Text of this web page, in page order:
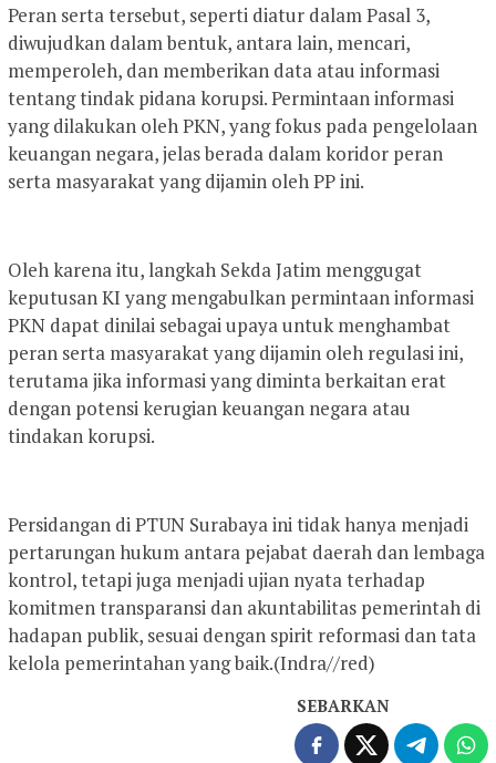
Peran serta tersebut, seperti diatur dalam Pasal 3,
diwujudkan dalam bentuk, antara lain, mencari,
memperoleh, dan memberikan data atau informasi
tentang tindak pidana korupsi. Permintaan informasi
yang dilakukan oleh PKN, yang fokus pada pengelolaan
keuangan negara, jelas berada dalam koridor peran
serta masyarakat yang dijamin oleh PP ini.
Oleh karena itu, langkah Sekda Jatim menggugat
keputusan KI yang mengabulkan permintaan informasi
PKN dapat dinilai sebagai upaya untuk menghambat
peran serta masyarakat yang dijamin oleh regulasi ini,
terutama jika informasi yang diminta berkaitan erat
dengan potensi kerugian keuangan negara atau
tindakan korupsi.
Persidangan di PTUN Surabaya ini tidak hanya menjadi
pertarungan hukum antara pejabat daerah dan lembaga
kontrol, tetapi juga menjadi ujian nyata terhadap
komitmen transparansi dan akuntabilitas pemerintah di
hadapan publik, sesuai dengan spirit reformasi dan tata
kelola pemerintahan yang baik.(Indra//red)
SEBARKAN